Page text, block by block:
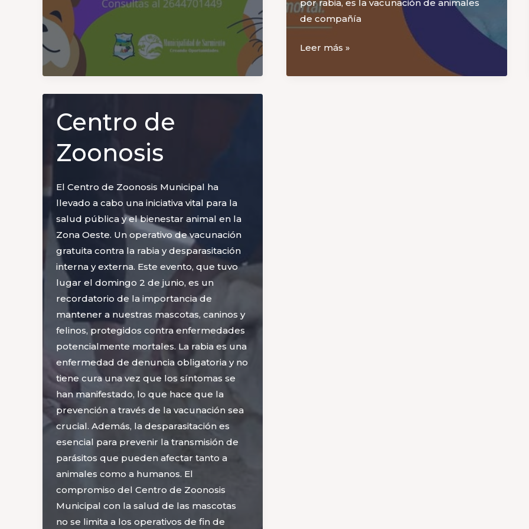
por rabia, es la vacunación de animales
de compañía
DIA
DE
Leer más »
Centro de
Zoonosis
El Centro de Zoonosis Municipal ha
llevado a cabo una iniciativa vital para la
salud pública y el bienestar animal en la
Zona Oeste. Un operativo de vacunación
gratuita contra la rabia y desparasitación
interna y externa. Este evento, que tuvo
lugar el domingo 2 de junio, es un
recordatorio de la importancia de
mantener a nuestras mascotas, caninos y
felinos, protegidos contra enfermedades
potencialmente mortales. La rabia es una
enfermedad de denuncia obligatoria y no
tiene cura una vez que los síntomas se
han manifestado, lo que hace que la
prevención a través de la vacunación sea
crucial. Además, la desparasitación es
esencial para prevenir la transmisión de
parásitos que pueden afectar tanto a
animales como a humanos. El
compromiso del Centro de Zoonosis
Municipal con la salud de las mascotas
no se limita a los operativos de fin de